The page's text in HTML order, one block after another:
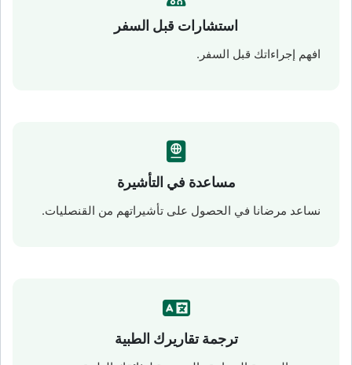
استشارات قبل السفر
افهم إجراءاتك قبل السفر.
مساعدة في التأشيرة
نساعد مرضانا في الحصول على تأشيراتهم من القنصليات.
ترجمة تقاريرك الطبية